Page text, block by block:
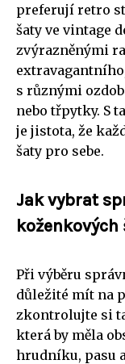
preferují retro
šaty ve vintage
zvýrazněnými
s různými
nebo třpytky. S
je jistota, že
šaty pro sebe.
Jak vybrat
koženkových
Při výběru
důležité mít na
zkontrolujte si
která by měla
hrudníku, pasu